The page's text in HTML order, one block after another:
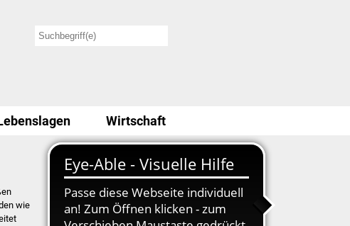
Wirtschaft
wie
Stellenausschreibung